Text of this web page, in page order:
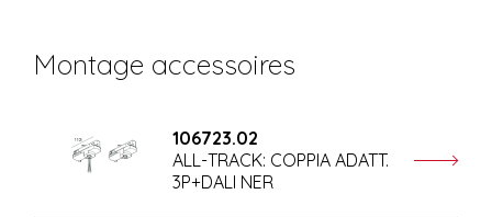
Montage accessoires
106723.02
ALL-TRACK: COPPIA ADATT.
3P+DALI NER